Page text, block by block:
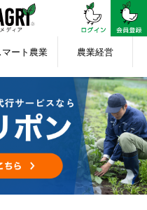
マート農業 農業経営